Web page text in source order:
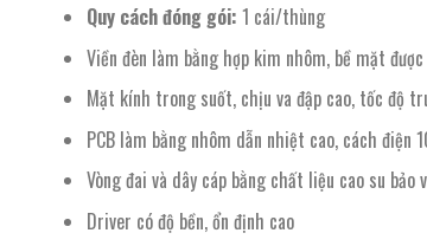
Quy cách đóng gói: 1 cái/thùng
Viền đèn làm bằng hợp kim nhôm, bề mặt
Mặt kính trong suốt, chịu va đập cao, tốc độ
PCB làm bằng nhôm dẫn nhiệt cao, cách điện
Vòng đai và dây cáp bằng chất liệu cao su
Driver có độ bền, ổn định cao